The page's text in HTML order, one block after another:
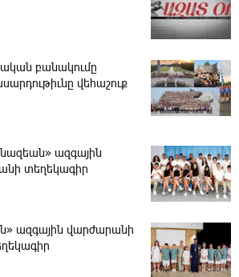
բանակումը
վեհաշուք
ազգային
տեղեկագիր
ազգային վարժարանի